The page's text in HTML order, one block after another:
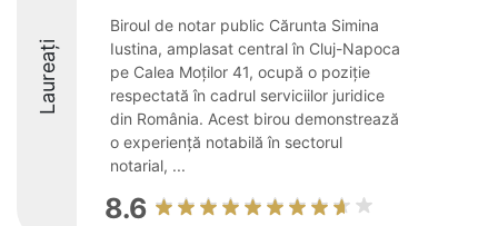
Laureați
Biroul de notar public Cărunta Simina
Iustina, amplasat central în Cluj-Napoca
pe Calea Moților 41, ocupă o poziție
respectată în cadrul serviciilor juridice
din România. Acest birou demonstrează
o experiență notabilă în sectorul
notarial, ...
8.6